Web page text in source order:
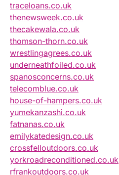
traceloans.co.uk
thenewsweek.co.uk
thecakewala.co.uk
thomson-thorn.co.uk
wrestlingagrees.co.uk
underneathfoiled.co.uk
spanosconcerns.co.uk
telecomblue.co.uk
house-of-hampers.co.uk
yumekanzashi.co.uk
fatnanas.co.uk
emilykatedesign.co.uk
crossfelloutdoors.co.uk
yorkroadreconditioned.co.uk
rfrankoutdoors.co.uk